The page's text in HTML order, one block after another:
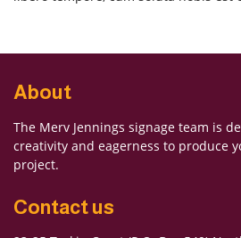
About
The Merv Jennings signage team is
creativity and eagerness to produce
project.
Contact us